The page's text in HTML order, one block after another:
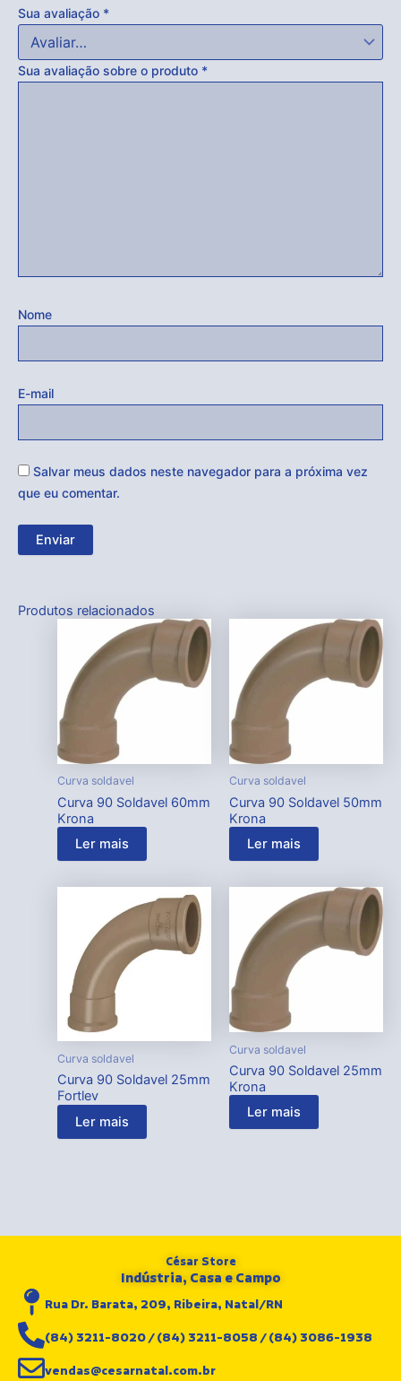
Sua avaliação *
Sua avaliação sobre o produto *
Nome
E-mail
Salvar meus dados neste navegador para a próxima vez
que eu comentar.
Produtos relacionados
Curva soldavel
Curva 90 Soldavel 60mm
Krona
Ler mais
Curva soldavel
Curva 90 Soldavel 50mm
Krona
Ler mais
Curva soldavel
Curva 90 Soldavel 25mm
Fortlev
Ler mais
Curva soldavel
Curva 90 Soldavel 25mm
Krona
Ler mais
César Store
Indústria, Casa e Campo
Rua Dr. Barata, 209, Ribeira, Natal/RN
(84) 3211-8020 / (84) 3211-8058 / (84) 3086-1938
vendas@cesarnatal.com.br